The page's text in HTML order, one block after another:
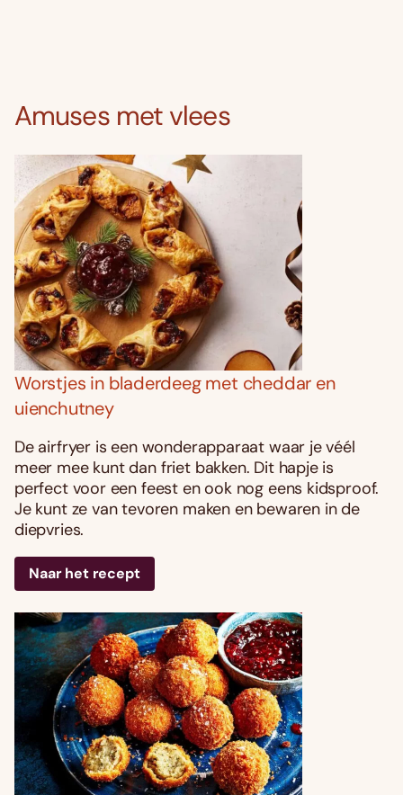
Amuses met vlees
Worstjes in bladerdeeg met cheddar en
uienchutney
De airfryer is een wonderapparaat waar je véél
meer mee kunt dan friet bakken. Dit hapje is
perfect voor een feest en ook nog eens kidsproof.
Je kunt ze van tevoren maken en bewaren in de
diepvries.
Naar het recept